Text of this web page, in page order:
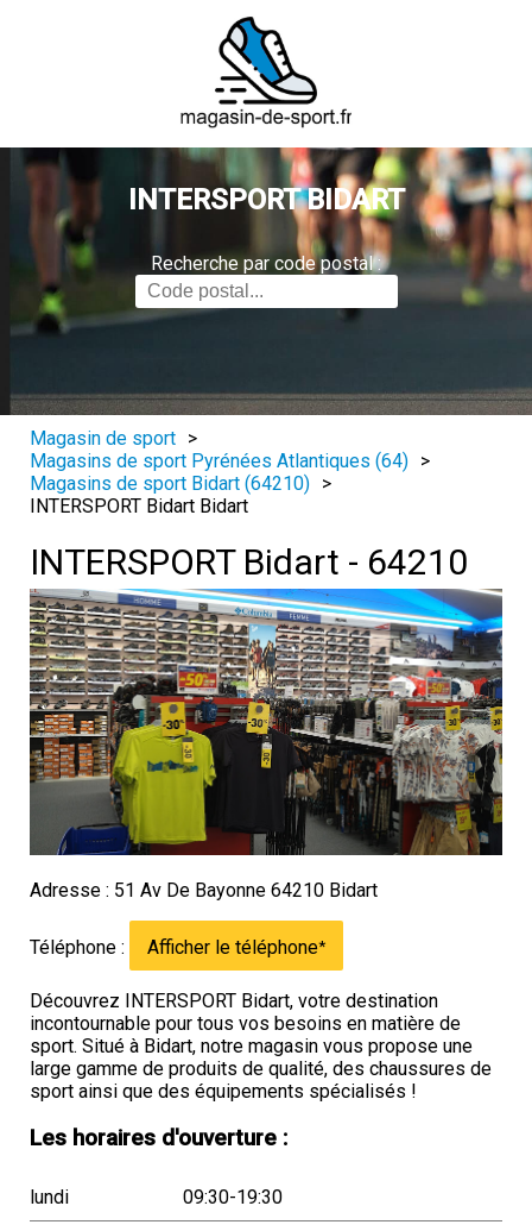
INTERSPORT BIDART
Recherche par code postal :
Magasin de sport >
Magasins de sport Pyrénées Atlantiques (64) >
Magasins de sport Bidart (64210) >
INTERSPORT Bidart Bidart
INTERSPORT Bidart - 64210
Adresse : 51 Av De Bayonne 64210 Bidart
Téléphone : Afficher le téléphone*
Découvrez INTERSPORT Bidart, votre destination
incontournable pour tous vos besoins en matière de
sport. Situé à Bidart, notre magasin vous propose une
large gamme de produits de qualité, des chaussures de
sport ainsi que des équipements spécialisés !
Les horaires d'ouverture :
lundi 09:30-19:30